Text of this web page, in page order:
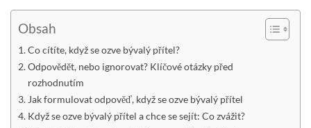
Obsah
Co cítíte, když se ozve bývalý přítel?
Odpovědět, nebo ignorovat? Klíčové otázky před
rozhodnutím
Jak formulovat odpověď, když se ozve bývalý přítel
Když se ozve bývalý přítel a chce se sejít: Co zvážit?